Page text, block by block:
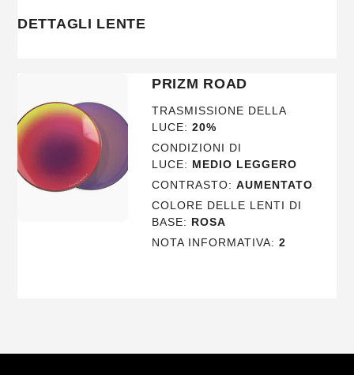
DETTAGLI LENTE
PRIZM ROAD
TRASMISSIONE DELLA
LUCE: 20%
CONDIZIONI DI
LUCE: MEDIO LEGGERO
CONTRASTO: AUMENTATO
COLORE DELLE LENTI DI
BASE: ROSA
NOTA INFORMATIVA: 2